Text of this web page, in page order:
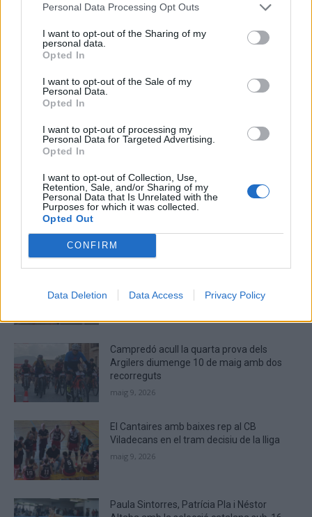
Personal Data Processing Opt Outs
I want to opt-out of the Sharing of my
personal data.
Opted In
I want to opt-out of the Sale of my
Personal Data.
Opted In
I want to opt-out of processing my
Personal Data for Targeted Advertising.
Opted In
I want to opt-out of Collection, Use,
Retention, Sale, and/or Sharing of my
Personal Data that Is Unrelated with the
Purposes for which it was collected.
Opted Out
CONFIRM
Data Deletion Data Access Privacy Policy
Canicròs
Amposta acollirà la última prova del circuit
ebrenc de canicros
Enric Alguero febrer 21, 2020
MÉS LLEGIDES
La Cursa de l’Aldea segona d’etiqueta d’or
maig 9, 2026
Campredó acull la quarta prova dels
Argilers diumenge 10 de maig amb dos
recorreguts
maig 9, 2026
El Cantaires amb baixes rep al CB
Viladecans en el tram decisiu de la lliga
maig 9, 2026
Paula Sintorres, Patrícia Pla i Néstor